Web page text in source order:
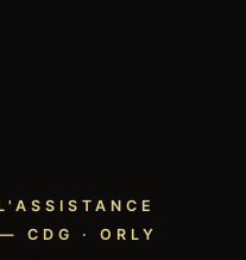
CDG · ORLY